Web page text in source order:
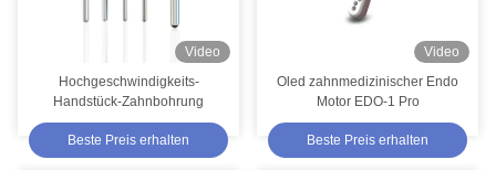
Video
Hochgeschwindigkeits-
Handstück-Zahnbohrung
Beste Preis erhalten
Video
Oled zahnmedizinischer Endo
Motor EDO-1 Pro
Beste Preis erhalten